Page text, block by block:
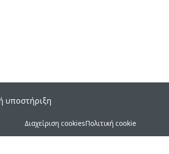
υποστήριξη
Διαχείριση cookiesΠολιτική cookie